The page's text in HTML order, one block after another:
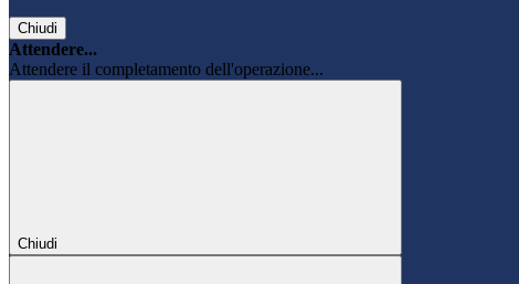
Chiudi
Attendere...
Attendere il completamento dell'operazione...
Chiudi